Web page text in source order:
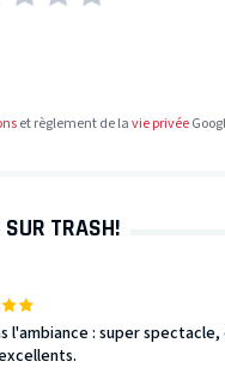
et règlement de lavie privée
SUR TRASH!
l'ambiance : super